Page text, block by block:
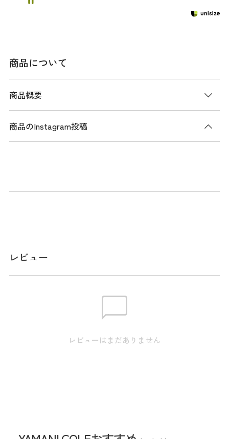
商品について
商品概要
商品説明
機能繊維。UVカットだけでは防げない、肌に悪影響を及ぼす
サイズ
【M】身丈:72.0cm / 肩幅:37.0cm / 身幅:46.0cm / 裾幅:47.0cm
/ 袖丈:59.0cm 【L】身丈:72.0cm / 肩幅:39.0cm / 身幅:49.0cm
幅:41.0cm / 身幅:52.0cm / 裾幅:53.0cm / 袖丈:61.0cm 【3L】身
商品のInstagram投稿
レビュー
レビューはまだありません